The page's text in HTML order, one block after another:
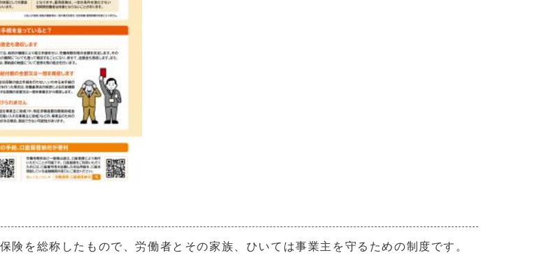
を総称したもので、労働者とその家族、ひいては事業主を守るための制度です。